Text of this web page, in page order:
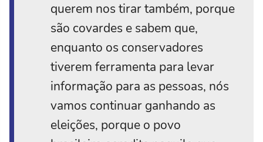
querem nos tirar também, porque
são covardes e sabem que,
enquanto os conservadores
tiverem ferramenta para levar
informação para as pessoas, nós
vamos continuar ganhando as
eleições, porque o povo